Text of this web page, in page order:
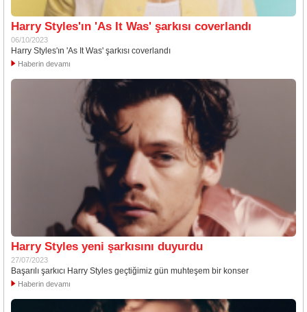
Harry Styles'ın 'As It Was' şarkısı coverlandı
06/10/2023
Harry Styles'ın 'As It Was' şarkısı coverlandı
Haberin devamı
Harry Styles yeni şarkısını duyurdu
27/07/2023
Başarılı şarkıcı Harry Styles geçtiğimiz gün muhteşem bir konser
Haberin devamı